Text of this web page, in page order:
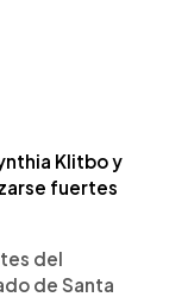
Klitbo y
fuertes
del
de Santa